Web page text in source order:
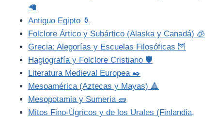
🦙
Antiguo Egipto ⚱️
Folclore Ártico y Subártico (Alaska y Canadá) 🧊
Grecia: Alegorías y Escuelas Filosóficas 🦉
Hagiografía y Folclore Cristiano 🛡️
Literatura Medieval Europea ✒️
Mesoamérica (Aztecas y Mayas) 🔺
Mesopotamia y Sumeria 🧱
Mitos Fino-Úgricos y de los Urales (Finlandia,